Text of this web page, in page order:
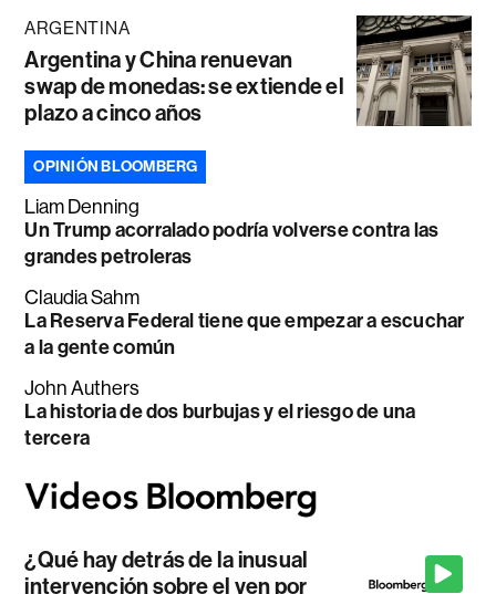
ARGENTINA
Argentina y China renuevan
swap de monedas: se extiende el
plazo a cinco años
OPINIÓN BLOOMBERG
Liam Denning
Un Trump acorralado podría volverse contra las
grandes petroleras
Claudia Sahm
La Reserva Federal tiene que empezar a escuchar
a la gente común
John Authers
La historia de dos burbujas y el riesgo de una
tercera
¿Qué hay detrás de la inusual
intervención sobre el yen por